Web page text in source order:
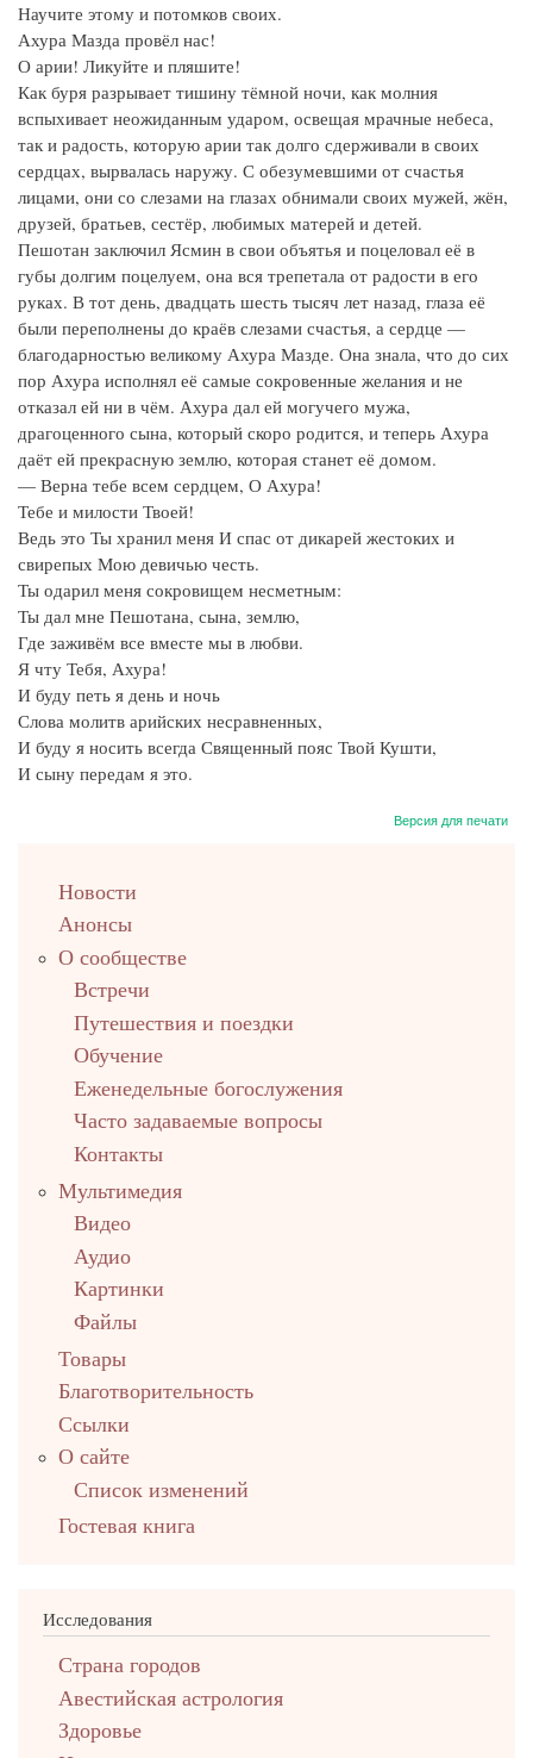
Научите этому и потомков своих.
Ахура Мазда провёл нас!
О арии! Ликуйте и пляшите!
Как буря разрывает тишину тёмной ночи, как молния
вспыхивает неожиданным ударом, освещая мрачные небеса,
так и радость, которую арии так долго сдерживали в своих
сердцах, вырвалась наружу. С обезумевшими от счастья
лицами, они со слезами на глазах обнимали своих мужей, жён,
друзей, братьев, сестёр, любимых матерей и детей.
Пешотан заключил Ясмин в свои объятья и поцеловал её в
губы долгим поцелуем, она вся трепетала от радости в его
руках. В тот день, двадцать шесть тысяч лет назад, глаза её
были переполнены до краёв слезами счастья, а сердце —
благодарностью великому Ахура Мазде. Она знала, что до сих
пор Ахура исполнял её самые сокровенные желания и не
отказал ей ни в чём. Ахура дал ей могучего мужа,
драгоценного сына, который скоро родится, и теперь Ахура
даёт ей прекрасную землю, которая станет её домом.
— Верна тебе всем сердцем, О Ахура!
Тебе и милости Твоей!
Ведь это Ты хранил меня И спас от дикарей жестоких и
свирепых Мою девичью честь.
Ты одарил меня сокровищем несметным:
Ты дал мне Пешотана, сына, землю,
Где заживём все вместе мы в любви.
Я чту Тебя, Ахура!
И буду петь я день и ночь
Слова молитв арийских несравненных,
И буду я носить всегда Священный пояс Твой Кушти,
И сыну передам я это.
Версия для печати
upНовости
Анонсы
О сообществе
Встречи
Путешествия и поездки
Обучение
Еженедельные богослужения
Часто задаваемые вопросы
Контакты
Мультимедия
Видео
Аудио
Картинки
Файлы
Товары
Благотворительность
Ссылки
О сайте
Список изменений
Гостевая книга
Исследования
Страна городов
Авестийская астрология
Здоровье